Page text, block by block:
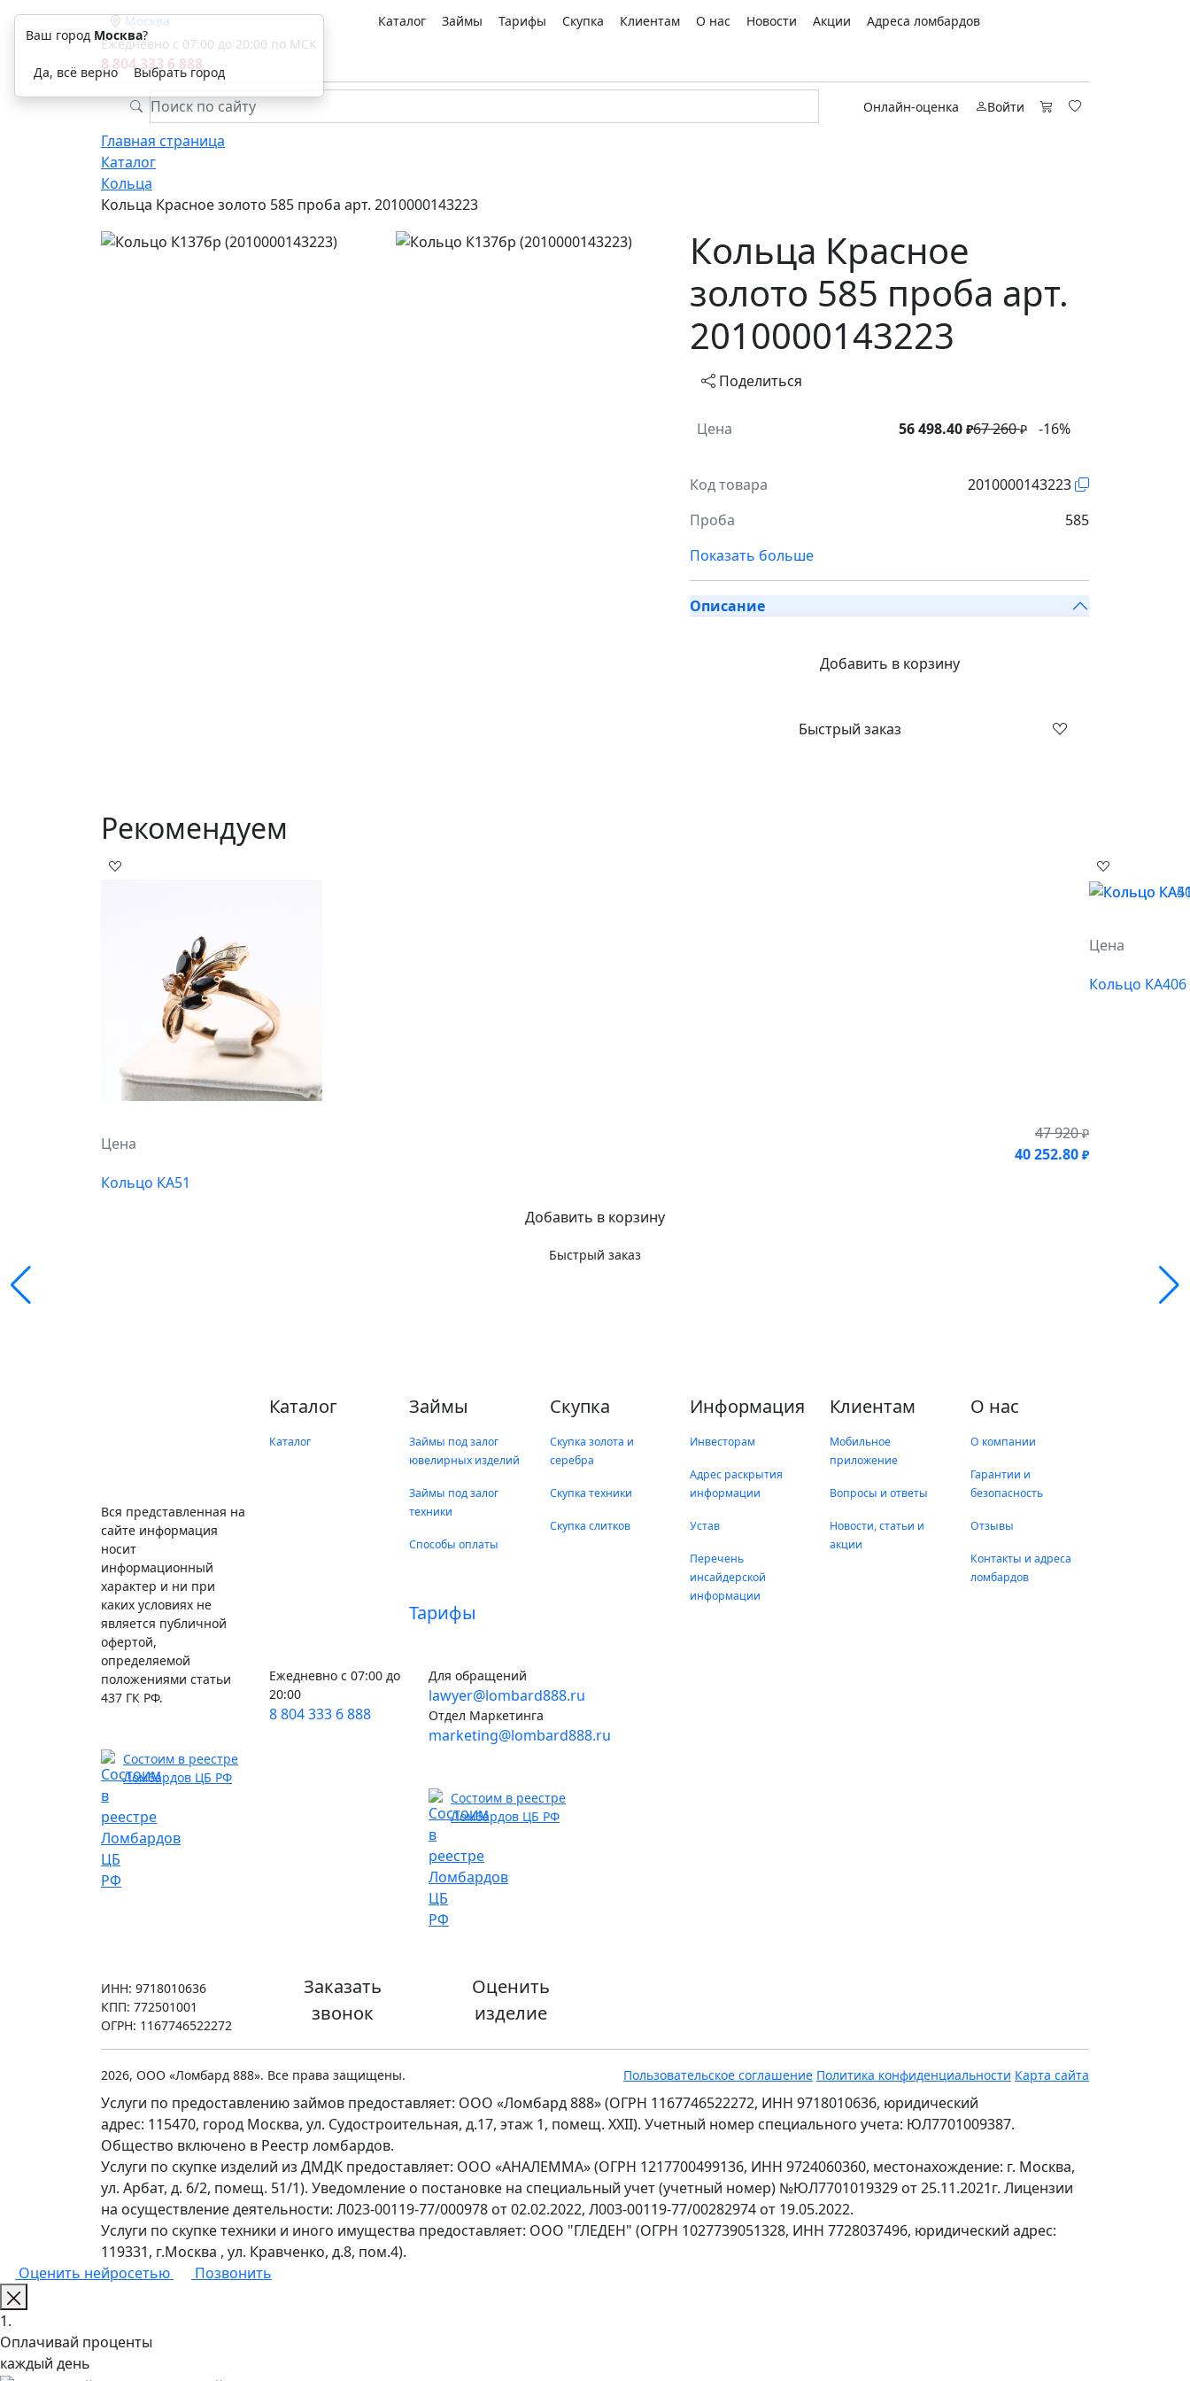
Москва Каталог Займы Тарифы Скупка Клиентам О нас Новости Акции
Адреса ломбардов
Ежедневно с 07:00 до 20:00 по МСК
8 804 333 6 888
Онлайн-оценка Войти
Главная страница
Каталог
Кольца
Кольца Красное золото 585 проба арт. 2010000143223
Кольца Красное
золото 585 проба арт.
2010000143223
Поделиться
Цена 56 498.40 ₽67 260₽ -16%
Код товара
2010000143223
Проба
585
Показать больше
Описание
Добавить в корзину
Быстрый заказ
Рекомендуем
Цена
47 920₽
40 252.80 ₽
Кольцо КА51
Добавить в корзину
Быстрый заказ
Цена
Кольцо КА406
Вся представленная на
сайте информация
носит
информационный
характер и ни при
каких условиях не
является публичной
офертой,
определяемой
положениями статьи
437 ГК РФ.
Состоим в реестре
Ломбардов ЦБ РФ
ИНН: 9718010636
КПП: 772501001
ОГРН: 1167746522272
Каталог
Каталог
Займы
Займы под залог
ювелирных изделий
Займы под залог
техники
Способы оплаты
Тарифы
Скупка
Скупка золота и
серебра
Скупка техники
Скупка слитков
Информация
Инвесторам
Адрес раскрытия
информации
Устав
Перечень
инсайдерской
информации
Клиентам
Мобильное
приложение
Вопросы и ответы
Новости, статьи и
акции
О нас
О компании
Гарантии и
безопасность
Отзывы
Контакты и адреса
ломбардов
Ежедневно с 07:00 до
20:00
8 804 333 6 888
Для обращений
lawyer@lombard888.ru
Отдел Маркетинга
marketing@lombard888.ru
Состоим в реестре
Ломбардов ЦБ РФ
Заказать
звонок
Оценить
изделие
2026, ООО «Ломбард 888». Все права защищены. Пользовательское соглашение Политика конфиденциальности Карта сайта
Услуги по предоставлению займов предоставляет: ООО «Ломбард 888» (ОГРН 1167746522272, ИНН 9718010636, юридический
адрес: 115470, город Москва, ул. Судостроительная, д.17, этаж 1, помещ. XXII). Учетный номер специального учета: ЮЛ7701009387.
Общество включено в Реестр ломбардов.
Услуги по скупке изделий из ДМДК предоставляет: ООО «АНАЛЕММА» (ОГРН 1217700499136, ИНН 9724060360, местонахождение: г. Москва,
ул. Арбат, д. 6/2, помещ. 51/1). Уведомление о постановке на специальный учет (учетный номер) №ЮЛ7701019329 от 25.11.2021г. Лицензии
на осуществление деятельности: Л023-00119-77/000978 от 02.02.2022, Л003-00119-77/00282974 от 19.05.2022.
Услуги по скупке техники и иного имущества предоставляет: ООО "ГЛЕДЕН" (ОГРН 1027739051328, ИНН 7728037496, юридический адрес:
119331, г.Москва , ул. Кравченко, д.8, пом.4).
Оценить нейросетью
Позвонить
Ваш город Москва?
Да, всё верно Выбрать город
1.
Оплачивай проценты
каждый день